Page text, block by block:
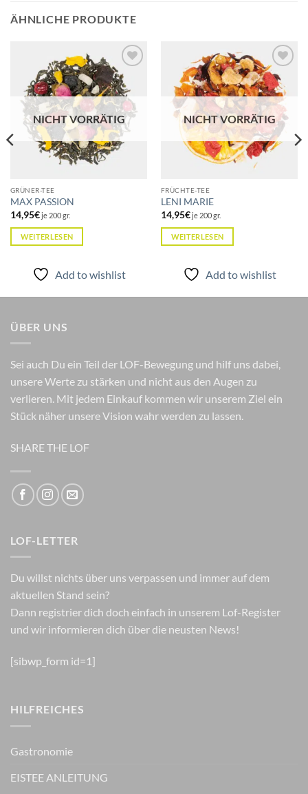
ÄHNLICHE PRODUKTE
Add to
wishlist
NICHT VORRÄTIG
GRÜNER-TEE
MAX PASSION
14,95€je 200 gr.
WEITERLESEN
Add to wishlist
Add to
wishlist
NICHT VORRÄTIG
FRÜCHTE-TEE
LENI MARIE
14,95€je 200 gr.
WEITERLESEN
Add to wishlist
ÜBER UNS
Sei auch Du ein Teil der LOF-Bewegung und hilf uns dabei,
unsere Werte zu stärken und nicht aus den Augen zu
verlieren. Mit jedem Einkauf kommen wir unserem Ziel ein
Stück näher unsere Vision wahr werden zu lassen.
SHARE THE LOF
LOF-LETTER
Du willst nichts über uns verpassen und immer auf dem
aktuellen Stand sein?
Dann registrier dich doch einfach in unserem Lof-Register
und wir informieren dich über die neusten News!
[sibwp_form id=1]
HILFREICHES
Gastronomie
EISTEE ANLEITUNG